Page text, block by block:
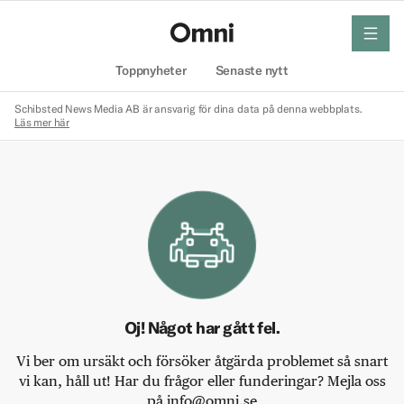
Toppnyheter Senaste nytt
meny
Schibsted News Media AB är ansvarig för dina data på denna webbplats.
Läs mer här
Oj! Något har gått fel.
Vi ber om ursäkt och försöker åtgärda problemet så snart
vi kan, håll ut! Har du frågor eller funderingar? Mejla oss